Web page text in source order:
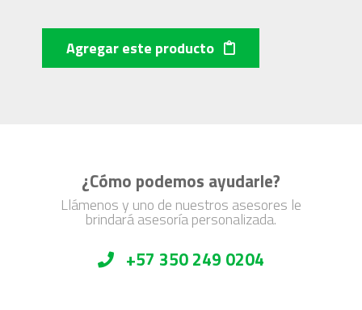
Agregar este producto
¿Cómo podemos ayudarle?
Llámenos y uno de nuestros asesores le
brindará asesoría personalizada.
+57 350 249 0204